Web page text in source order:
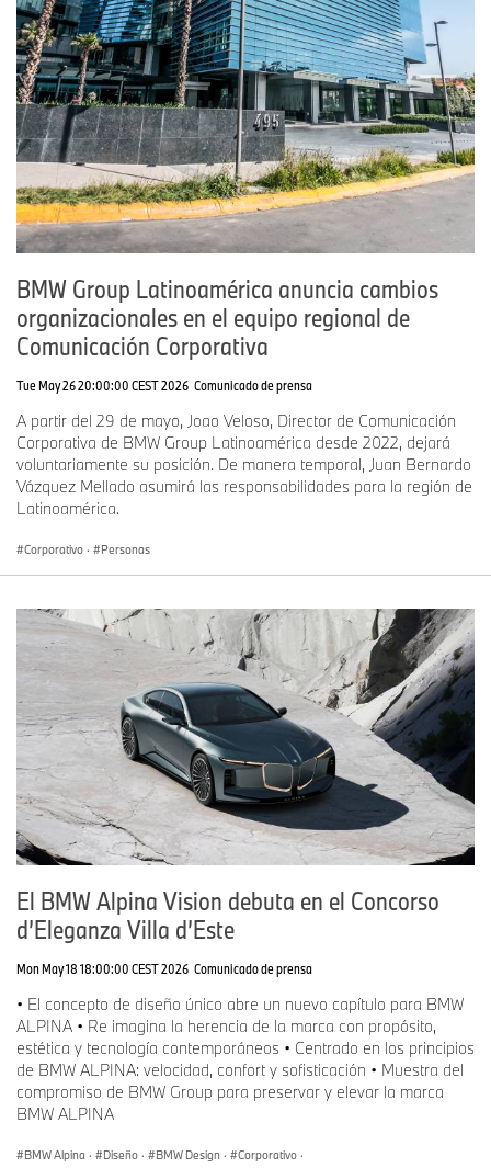
BMW Group Latinoamérica anuncia cambios
organizacionales en el equipo regional de
Comunicación Corporativa
Tue May 26 20:00:00 CEST 2026 Comunicado de prensa
A partir del 29 de mayo, Joao Veloso, Director de Comunicación
Corporativa de BMW Group Latinoamérica desde 2022, dejará
voluntariamente su posición. De manera temporal, Juan Bernardo
Vázquez Mellado asumirá las responsabilidades para la región de
Latinoamérica.
Corporativo · Personas
El BMW Alpina Vision debuta en el Concorso
d’Eleganza Villa d’Este
Mon May 18 18:00:00 CEST 2026 Comunicado de prensa
• El concepto de diseño único abre un nuevo capítulo para BMW
ALPINA • Re imagina la herencia de la marca con propósito,
estética y tecnología contemporáneos • Centrado en los principios
de BMW ALPINA: velocidad, confort y sofisticación • Muestra del
compromiso de BMW Group para preservar y elevar la marca
BMW ALPINA
BMW Alpina · Diseño · BMW Design · Corporativo ·